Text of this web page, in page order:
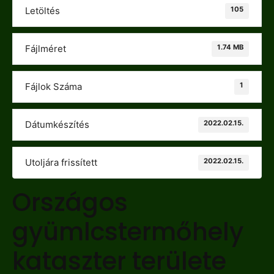
Letöltés 105
Fájlméret 1.74 MB
Fájlok Száma 1
Dátumkészítés 2022.02.15.
Utoljára frissített 2022.02.15.
Országos
gyümlcstermőhely
kataszter területe